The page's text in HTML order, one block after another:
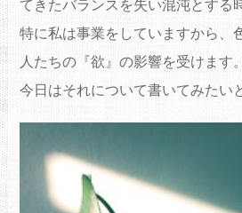
てきたバランスを失い混沌とする
特に私は事業をしていますから、
人たちの『欲』の影響を受けます。
今日はそれについて書いてみたい